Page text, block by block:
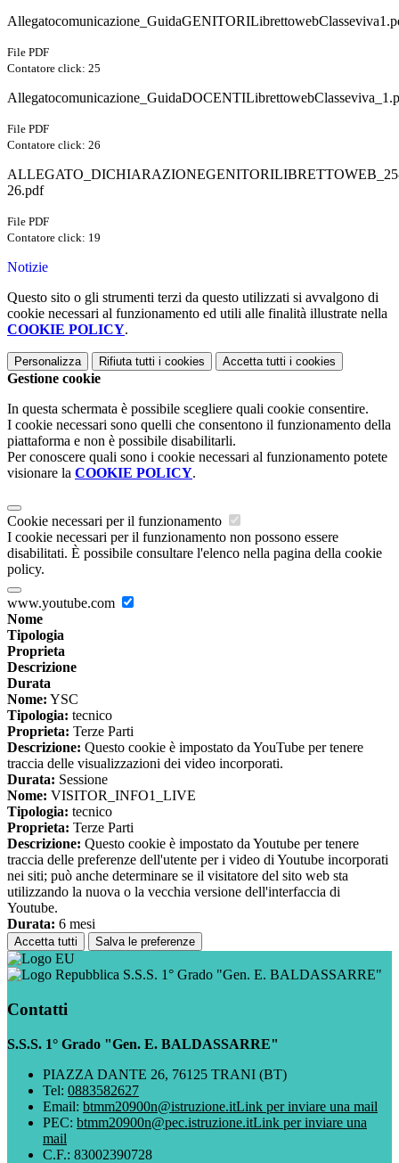
File PDF
Contatore click: 25
File PDF
Contatore click: 26
26.pdf
File PDF
Contatore click: 19
Notizie
Questo sito o gli strumenti terzi da questo utilizzati si avvalgono di
cookie necessari al funzionamento ed utili alle finalità illustrate nella
COOKIE POLICY.
Personalizza Rifiuta tutti i cookies Accetta tutti i cookies
Gestione cookie
In questa schermata è possibile scegliere quali cookie consentire.
I cookie necessari sono quelli che consentono il funzionamento della
piattaforma e non è possibile disabilitarli.
Per conoscere quali sono i cookie necessari al funzionamento potete
visionare la COOKIE POLICY.
Cookie necessari per il funzionamento
I cookie necessari per il funzionamento non possono essere
disabilitati. È possibile consultare l'elenco nella pagina della cookie
policy.
www.youtube.com
Nome
Tipologia
Proprieta
Descrizione
Durata
Nome: YSC
Tipologia: tecnico
Proprieta: Terze Parti
Descrizione: Questo cookie è impostato da YouTube per tenere
traccia delle visualizzazioni dei video incorporati.
Durata: Sessione
Nome: VISITOR_INFO1_LIVE
Tipologia: tecnico
Proprieta: Terze Parti
Descrizione: Questo cookie è impostato da Youtube per tenere
traccia delle preferenze dell'utente per i video di Youtube incorporati
nei siti; può anche determinare se il visitatore del sito web sta
utilizzando la nuova o la vecchia versione dell'interfaccia di
Youtube.
Durata: 6 mesi
Accetta tutti Salva le preferenze
S.S.S. 1° Grado "Gen. E. BALDASSARRE"
Contatti
S.S.S. 1° Grado "Gen. E. BALDASSARRE"
PIAZZA DANTE 26, 76125 TRANI (BT)
Tel: 0883582627
Email: btmm20900n@istruzione.itLink per inviare una mail
PEC: btmm20900n@pec.istruzione.itLink per inviare una
mail
C.F.: 83002390728